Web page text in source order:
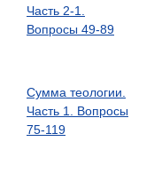
Часть 2-1.
Вопросы 49-89
Сумма теологии.
Часть 1. Вопросы
75-119